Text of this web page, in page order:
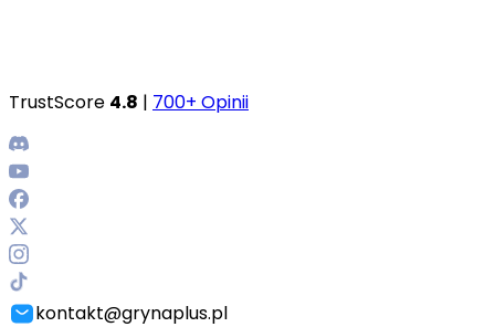
TrustScore 4.8 | 700+ Opinii
kontakt@grynaplus.pl